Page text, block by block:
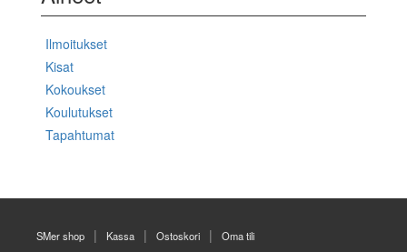
Ilmoitukset
Kisat
Kokoukset
Koulutukset
Tapahtumat
SMer shop Kassa Ostoskori Oma tili